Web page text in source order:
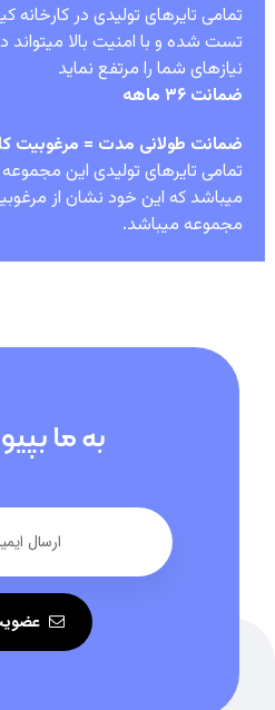
تمامی تایرهای تولیدی در کارخانه
تست شده و با امنیت بالا میتواند
نیازهای شما را مرتفع نماید
ضمانت ۳۶ ماهه
ضمانت طولانی مدت = مرغوبیت
میباشد که این خود نشان از
مجموعه میباشد.
به ما